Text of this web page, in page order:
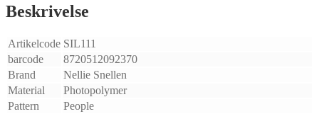
Beskrivelse
Artikelcode SIL111
barcode
8720512092370
Brand
Nellie Snellen
Material
Photopolymer
Pattern
People